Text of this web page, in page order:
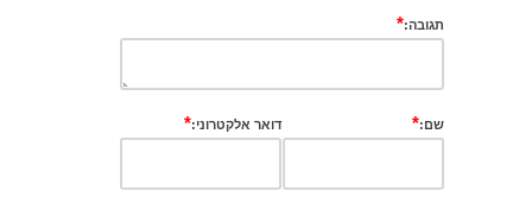
תגובה:*
שם:* דואר אלקטרוני:*